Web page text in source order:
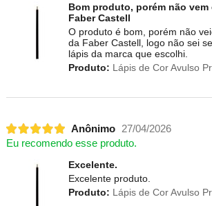
Bom produto, porém não
Faber Castell
O produto é bom, porém não
da Faber Castell, logo não sei
lápis da marca que escolhi.
Produto: Lápis de Cor Avulso
Anônimo
27/04/2026
Eu recomendo esse produto.
Excelente.
Excelente produto.
Produto: Lápis de Cor Avulso